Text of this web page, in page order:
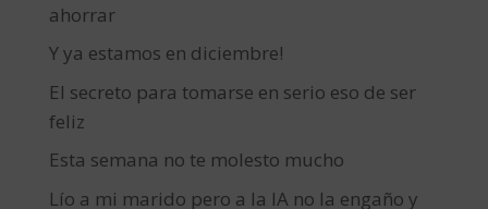
ahorrar
Y ya estamos en diciembre!
El secreto para tomarse en serio eso de ser
feliz
Esta semana no te molesto mucho
Lío a mi marido pero a la IA no la engaño y